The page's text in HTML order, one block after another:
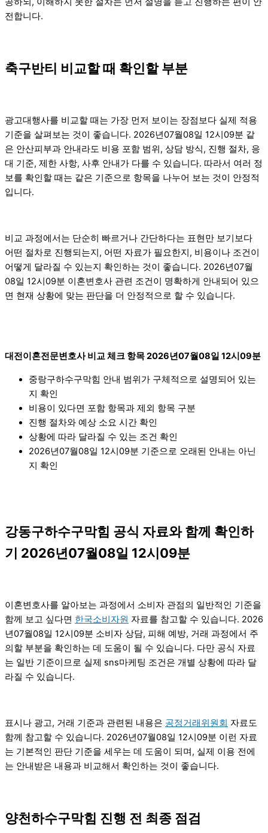
전합니다.
축구반티 비교할 때 확인할 부분
광고대행사를 비교할 때는 가장 먼저 보이는 장점보다 실제 적용
기준을 살펴보는 것이 좋습니다. 2026년07월08일 12시09분 같
은 안산피부과 안내라도 비용 포함 범위, 상담 방식, 진행 절차, 응
대 기준, 제한 사항, 사후 안내가 다를 수 있습니다. 따라서 여러 정
보를 확인할 때는 같은 기준으로 항목을 나누어 보는 것이 안정적
입니다.
비교 과정에서는 단순히 빠르거나 간단하다는 표현만 보기보다
어떤 절차로 진행되는지, 어떤 자료가 필요한지, 비용이나 조건이
어떻게 달라질 수 있는지 확인하는 것이 좋습니다. 2026년07월
08일 12시09분 이혼변호사 관련 조건이 명확하게 안내되어 있으
면 현재 상황에 맞는 판단을 더 안정적으로 할 수 있습니다.
대전이혼전문변호사 비교 체크 항목 2026년07월08일 12시09분
중랑구하수구막힘 안내 범위가 구체적으로 설명되어 있는
지 확인
비용이 있다면 포함 항목과 제외 항목 구분
진행 절차와 예상 소요 시간 확인
상황에 따라 달라질 수 있는 조건 확인
2026년07월08일 12시09분 기준으로 오래된 안내는 아닌
지 확인
강동구하수구막힘 공식 자료와 함께 확인하
기 2026년07월08일 12시09분
이혼변호사를 알아보는 과정에서 소비자 관점의 일반적인 기준을
함께 보고 싶다면 한국소비자원 자료를 참고할 수 있습니다. 2026
년07월08일 12시09분 소비자 상담, 피해 예방, 거래 과정에서 주
의할 부분을 확인하는 데 도움이 될 수 있습니다. 다만 공식 자료
는 일반 기준이므로 실제 sns마케팅 조건은 개별 상황에 따라 달
라질 수 있습니다.
표시나 광고, 거래 기준과 관련된 내용은 공정거래위원회 자료도
함께 참고할 수 있습니다. 2026년07월08일 12시09분 이런 자료
는 기본적인 판단 기준을 세우는 데 도움이 되며, 실제 이용 전에
는 안내받은 내용과 비교해서 확인하는 것이 좋습니다.
양천하수구막힘 진행 전 최종 점검